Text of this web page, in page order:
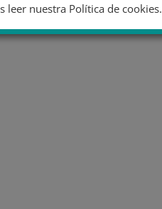
leer nuestra Política de cookies.